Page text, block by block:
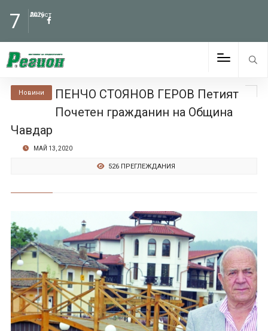
7 Август
2026
Новини
ПЕНЧО СТОЯНОВ ГЕРОВ Петият
Почетен гражданин на Община
Чавдар
МАЙ 13, 2020
526 ПРЕГЛЕЖДАНИЯ